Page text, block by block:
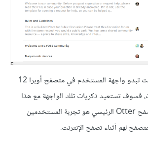
إذا كنت تتذكر كيف كانت تبدو واجهة المستخدم في متصفح أوبرا 12
فسوف تستعيد ذكريات تلك الواجهة مع هذا
المتصفح. إن هدف متصفح Otter الرئيسي هو تجربة المستخدمين
لهم أثناء تصفح الإنترنت.